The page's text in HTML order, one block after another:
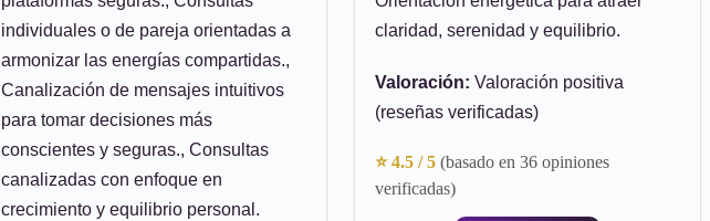
individuales o de pareja orientadas a
armonizar las energías compartidas.,
Canalización de mensajes intuitivos
para tomar decisiones más
conscientes y seguras., Consultas
canalizadas con enfoque en
crecimiento y equilibrio personal.
claridad, serenidad y equilibrio.
Valoración: Valoración positiva
(reseñas verificadas)
⭐ 4.5 / 5 (basado en 36 opiniones
verificadas)